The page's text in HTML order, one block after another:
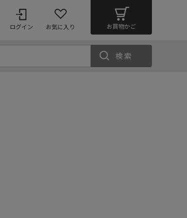
ログイン お気に入り お買物かご
検索